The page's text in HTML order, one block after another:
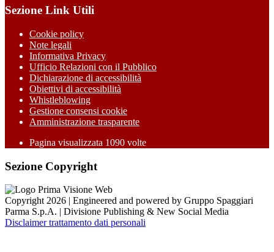
Sezione Link Utili
Cookie policy
Note legali
Informativa Privacy
Ufficio Relazioni con il Pubblico
Dichiarazione di accessibilità
Obiettivi di accessibilità
Whistleblowing
Gestione consensi cookie
Amministrazione trasparente
Pagina visualizzata 1090 volte
Sezione Copyright
Copyright 2026 | Engineered and powered by Gruppo Spaggiari
Parma S.p.A. | Divisione Publishing & New Social Media
Disclaimer trattamento dati personali